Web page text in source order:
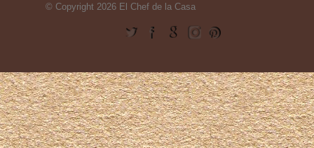
© Copyright 2026 El Chef de la Casa